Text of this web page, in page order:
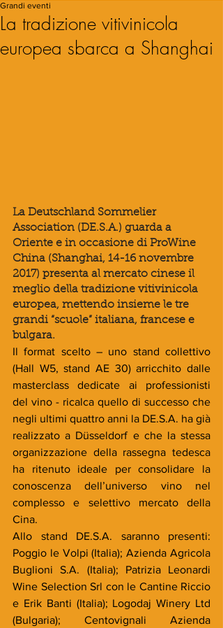
La tradizione vitivinicola
europea sbarca a Shanghai
Grandi eventi
La Deutschland Sommelier
Association (DE.S.A.) guarda a
Oriente e in occasione di ProWine
China (Shanghai, 14-16 novembre
2017) presenta al mercato cinese il
meglio della tradizione vitivinicola
europea, mettendo insieme le tre
grandi “scuole” italiana, francese e
bulgara.
Il format scelto – uno stand collettivo
(Hall W5, stand AE 30) arricchito dalle
masterclass dedicate ai professionisti
del vino - ricalca quello di successo che
negli ultimi quattro anni la DE.S.A. ha già
realizzato a Düsseldorf e che la stessa
organizzazione della rassegna tedesca
ha ritenuto ideale per consolidare la
conoscenza dell’universo vino nel
complesso e selettivo mercato della
Cina.
Allo stand DE.S.A. saranno presenti:
Poggio le Volpi (Italia); Azienda Agricola
Buglioni S.A. (Italia); Patrizia Leonardi
Wine Selection Srl con le Cantine Riccio
e Erik Banti (Italia); Logodaj Winery Ltd
(Bulgaria); Centovignali Azienda